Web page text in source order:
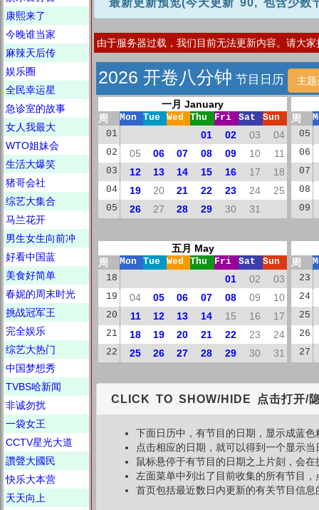
康熙来了
今晚谁当家
麻辣天后传
娱乐圈
全民幸运星
急诊室的故事
女人我最大
WTO姐妹会
生活大爆笑
猪哥会社
综艺大集合
马兰花开
男生女生向前冲
好看中国蓝
美食好简单
春妮的周末时光
挑战冠军王
完全娱乐
综艺大热门
中国梦想秀
TVBS哈新闻
非诚勿扰
一袋女王
CCTV星光大道
讚聲大國民
快乐大本营
天天向上
最新更新预览(今天更新 90, 包含少数
由于服务器过载，我们目前无法更新内容。请大
2026 开卷八分钟 节目日历 主
一月 January
周
Mon Tue Wed Thu Fri Sat
Sun
01
01 02 03 04
02 05 06 07 08 09 10 11
03 12 13 14 15 16 17 18
04 19 20 21 22 23 24 25
05 26 27 28 29 30 31
周
05
06
07
08
09
五月 May
周
Mon Tue Wed Thu Fri Sat
Sun
18
01 02 03
19 04 05 06 07 08 09 10
20 11 12 13 14 15 16 17
21 18 19 20 21 22 23 24
22 25 26 27 28 29 30 31
周
23
24
25
26
27
CLICK TO SHOW/HIDE 点击打开/
下面日历中，有节目的日期，显示成蓝
点击相应的日期，就可以得到一个显示
鼠标悬停于有节目的日期之上片刻，会
左面菜单中列出了目前收集的所有节目
首页包括最近数日内更新的有关节目信息